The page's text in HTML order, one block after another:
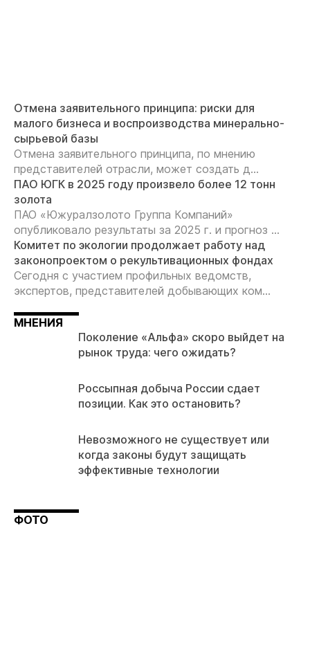
Отмена заявительного принципа: риски для
малого бизнеса и воспроизводства минерально-
сырьевой базы
Отмена заявительного принципа, по мнению
представителей отрасли, может создать д...
ПАО ЮГК в 2025 году произвело более 12 тонн
золота
ПАО «Южуралзолото Группа Компаний»
опубликовало результаты за 2025 г. и прогноз ...
Комитет по экологии продолжает работу над
законопроектом о рекультивационных фондах
Сегодня с участием профильных ведомств,
экспертов, представителей добывающих ком...
МНЕНИЯ
Поколение «Альфа» скоро выйдет на
рынок труда: чего ожидать?
Россыпная добыча России сдает
позиции. Как это остановить?
Невозможного не существует или
когда законы будут защищать
эффективные технологии
ФОТО